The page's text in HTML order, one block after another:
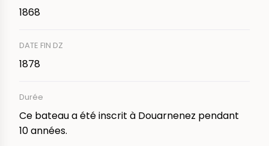
1868
DATE FIN DZ
1878
Durée
Ce bateau a été inscrit à Douarnenez pendant
10 années.